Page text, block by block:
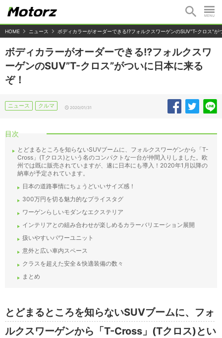
HOME ニュース ボディカラーがオーダーできる!?フォルクスワーゲンのSUV"T-クロス"が
ボディカラーがオーダーできる!?フォルクスワ
ーゲンのSUV”T-クロス”がついに日本に来る
ぞ！
ニュース クルマ 2020/01/31
目次
とどまるところを知らないSUVブームに、フォルクスワーゲンから「T-
Cross」(Tクロス)という名のコンパクトな一台が仲間入りしました。欧
州では既に販売されていますが、遂に日本にも導入！2020年1月以降の
納車が予定されています。
日本の道路事情にちょうどいいサイズ感！
300万円を切る魅力的なプライスタグ
ワーゲンらしいモダンなエクステリア
インテリアとの組み合わせが楽しめるカラーバリエーション展開
扱いやすいパワーユニット
意外と広い車内スペース
クラスを超えた安全＆快適装備の数々
まとめ
とどまるところを知らないSUVブームに、フォ
ルクスワーゲンから「T-Cross」(Tクロス)とい